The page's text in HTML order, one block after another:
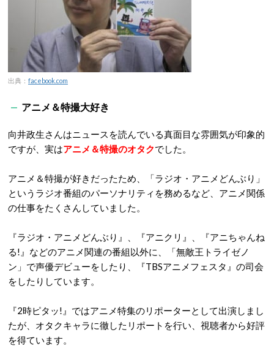
出典： facebook.com
アニメ＆特撮大好き
向井政生さんはニュースを読んでいる真面目な雰囲気が印象的
ですが、実はアニメ＆特撮のオタクでした。
アニメ＆特撮が好きだったため、「ラジオ・アニメどんぶり」
というラジオ番組のパーソナリティを務めるなど、アニメ関係
の仕事をたくさんしていました。
『ラジオ・アニメどんぶり』、『アニクリ』、『アニちゃんね
る!』などのアニメ関連の番組以外に、「無敵王トライゼノ
ン」で声優デビューをしたり、『TBSアニメフェスタ』の司会
をしたりしています。
『2時ピタッ!』ではアニメ特集のリポーターとして出演しまし
たが、オタクキャラに徹したリポートを行い、視聴者から好評
を得ています。